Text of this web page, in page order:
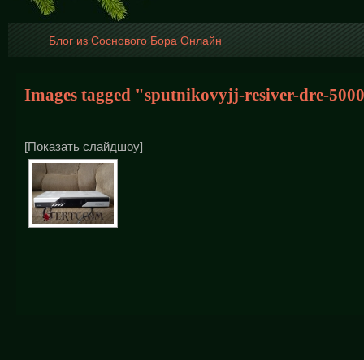
Блог из Соснового Бора Онлайн
Images tagged "sputnikovyjj-resiver-dre-
[Показать слайдшоу]